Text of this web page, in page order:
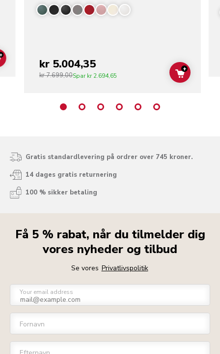
ADD TO CARTkr 5.004,35
kr 7.699,00Spar kr 2.694,65 ADD TO
+
Gratis standardlevering på ordrer over 745 kroner.
14 dages gratis returnering
100 % sikker betaling
Få 5 % rabat, når du tilmelder dig
vores nyheder og tilbud
Se vores Privatlivspolitik
Your email address
Fornavn